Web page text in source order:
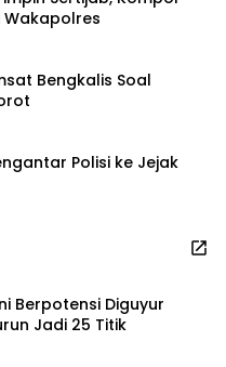
Wakapolres
Bengkalis Soal
Polisi ke Jejak
Berpotensi Diguyur
Jadi 25 Titik